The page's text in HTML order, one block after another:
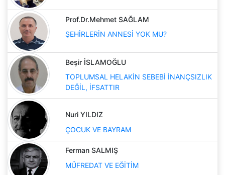
Prof.Dr.Mehmet SAĞLAM
ŞEHİRLERİN ANNESİ YOK MU?
Beşir İSLAMOĞLU
TOPLUMSAL HELAKİN SEBEBİ İNANÇSIZLIK
DEĞİL, İFSATTIR
Nuri YILDIZ
ÇOCUK VE BAYRAM
Ferman SALMIŞ
MÜFREDAT VE EĞİTİM